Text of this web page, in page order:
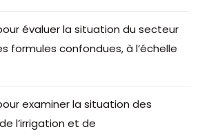
évaluer la situation du secteur
formules confondues, à l’échelle
examiner la situation des
l’irrigation et de